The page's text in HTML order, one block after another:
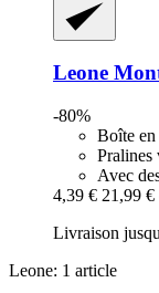
Leone
-80%
Boîte en
Pralines
Avec
4,39 € 21,99 €
Livraison
Leone: 1 article